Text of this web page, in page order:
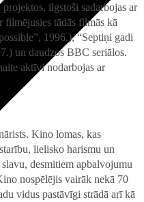
ilgstoši sadarbojas ar
tādās filmās kā
1996.), “Septiņi gadi
un daudzos BBC seriālos.
aktīvi nodarbojas ar
Kino lomas, kas
lielisko harismu un
desmitiem apbalvojumu
nospēlējis vairāk nekā 70
vidus pastāvīgi strādā arī kā